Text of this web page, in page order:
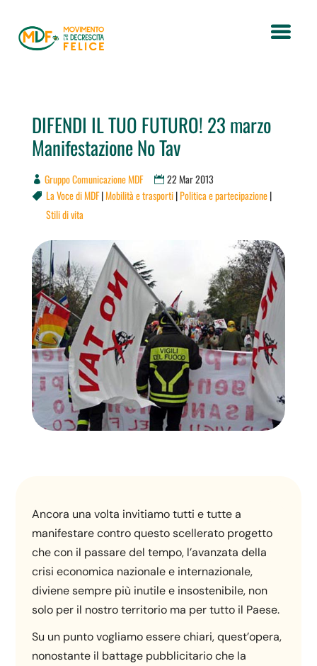
DIFENDI IL TUO FUTURO! 23 marzo
Manifestazione No Tav
Gruppo Comunicazione MDF 22 Mar 2013
 La Voce di MDF|Mobilità e trasporti|Politica e partecipazione|
Stili di vita
Ancora una volta invitiamo tutti e tutte a
manifestare contro questo scellerato progetto
che con il passare del tempo, l’avanzata della
crisi economica nazionale e internazionale,
diviene sempre più inutile e insostenibile, non
solo per il nostro territorio ma per tutto il Paese.
Su un punto vogliamo essere chiari, quest’opera,
nonostante il battage pubblicitario che la